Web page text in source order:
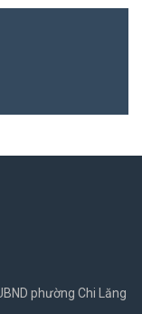
phường Chi Lăng